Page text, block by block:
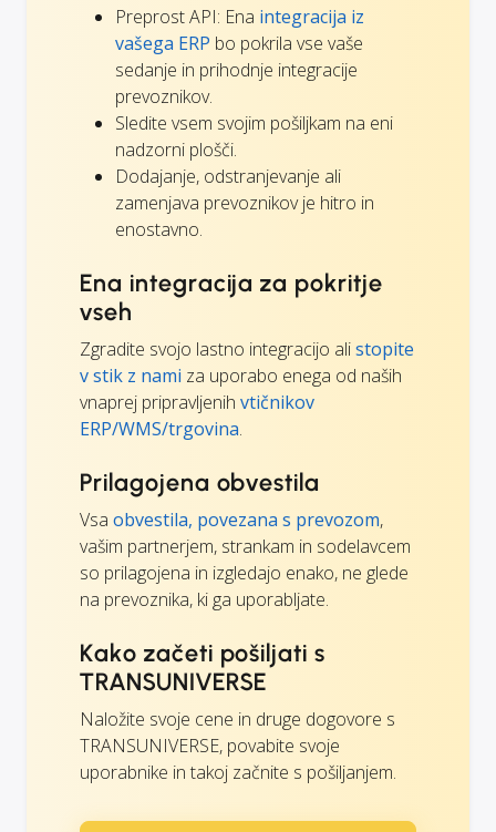
Preprost API: Ena integracija iz
vašega ERP bo pokrila vse vaše
sedanje in prihodnje integracije
prevoznikov.
Sledite vsem svojim pošiljkam na eni
nadzorni plošči.
Dodajanje, odstranjevanje ali
zamenjava prevoznikov je hitro in
enostavno.
Ena integracija za pokritje
vseh
Zgradite svojo lastno integracijo alistopite
v stik z nami za uporabo enega od naših
vnaprej pripravljenih vtičnikov
ERP/WMS/trgovina.
Prilagojena obvestila
Vsa obvestila, povezana s prevozom,
vašim partnerjem, strankam in sodelavcem
so prilagojena in izgledajo enako, ne glede
na prevoznika, ki ga uporabljate.
Kako začeti pošiljati s
TRANSUNIVERSE
Naložite svoje cene in druge dogovore s
TRANSUNIVERSE, povabite svoje
uporabnike in takoj začnite s pošiljanjem.